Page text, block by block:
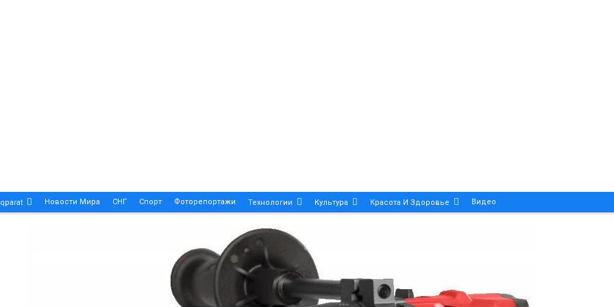
Новости Мира СНГ Спорт Фоторепортажи Технологии Культура Красота И Здоровье Видео
Patek Philippe Calatrava DATE – A True Symbol Of Elegance And Precision